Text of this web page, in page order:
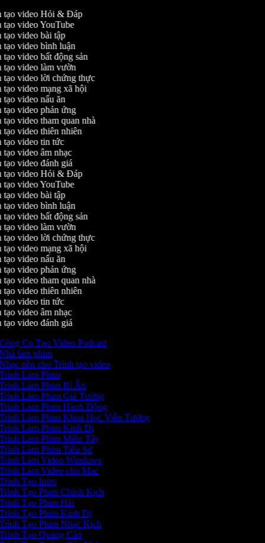
video Hỏi & Đáp
video YouTube
video bài tập
video bình luận
video bất động sản
video làm vườn
video lời chứng thực
video mạng xã hội
video nấu ăn
video phản ứng
video tham quan nhà
video thiên nhiên
video tin tức
video âm nhạc
video đánh giá
video Hỏi & Đáp
video YouTube
video bài tập
video bình luận
video bất động sản
video làm vườn
video lời chứng thực
video mạng xã hội
video nấu ăn
video phản ứng
video tham quan nhà
video thiên nhiên
video tin tức
video âm nhạc
video đánh giá
Cụ Tạo Video Podcast
làm phim
nền cho Trình tạo video
Làm Phim
Làm Phim Bí Ẩn
Làm Phim Giả Tưởng
Làm Phim Hành Động
Làm Phim Khoa Học Viễn Tưởng
Làm Phim Kinh Dị
Làm Phim Miền Tây
Làm Phim Tiểu Sử
Làm Video Windows
Làm Video cho Mac
Tạo Intro
Tạo Phim Chính Kịch
Tạo Phim Hài
Tạo Phim Kinh Dị
Tạo Phim Nhạc Kịch
Tạo Quảng Cáo